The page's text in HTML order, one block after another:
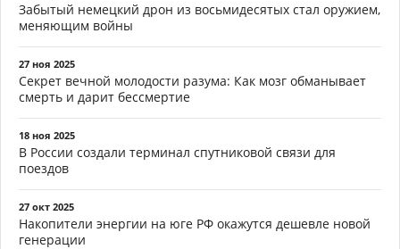
Забытый немецкий дрон из восьмидесятых стал оружием,
меняющим войны
27 ноя 2025
Секрет вечной молодости разума: Как мозг обманывает
смерть и дарит бессмертие
18 ноя 2025
В России создали терминал спутниковой связи для
поездов
27 окт 2025
Накопители энергии на юге РФ окажутся дешевле новой
генерации